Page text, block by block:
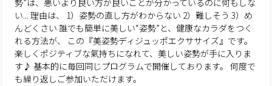
勢”は、悪いより良い方が良いことが分かっているのに何もしな
い... 理由は、 1）姿勢の直し方がわからない 2）難しそう 3）め
んどくさい 誰でも簡単に美しい“姿勢”と、健康なカラダをつく
れる方法が、
この『美姿勢ディジュッポエクササイズ』です。
楽しくポジティブな氣持ちになれて、美しい姿勢が手に入りま
す♪ 基本的に毎回同じプログラムで開催しております。
何度で
も繰り返しご参加いただけます。